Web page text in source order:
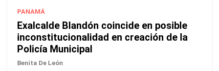
PANAMÁ
Exalcalde Blandón coincide en posible
inconstitucionalidad en creación de la
Policía Municipal
Benita De León